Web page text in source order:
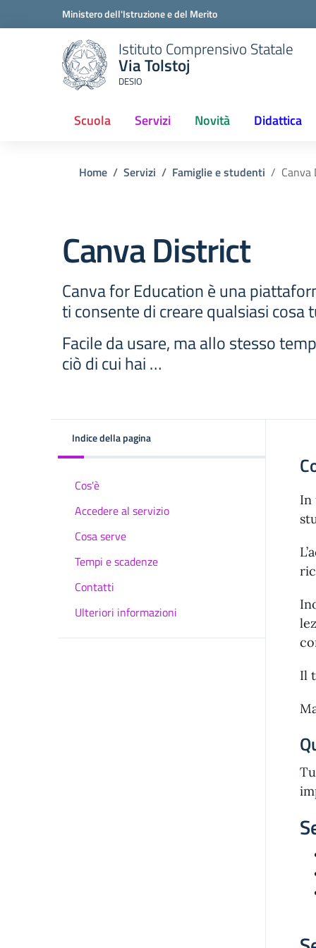
Ministero dell'Istruzione e del Merito
Istituto Comprensivo Statale
Via Tolstoj
DESIO
Scuola Servizi Novità Didattica
Home Servizi Famiglie e studenti
Canva District
Canva for Education è una
ti consente di creare qualsiasi cosa
Facile da usare, ma allo stesso
ciò di cui hai …
Indice della pagina
Cos'è
Accedere al servizio
Cosa serve
Tempi e scadenze
Contatti
Ulteriori informazioni
In
Il